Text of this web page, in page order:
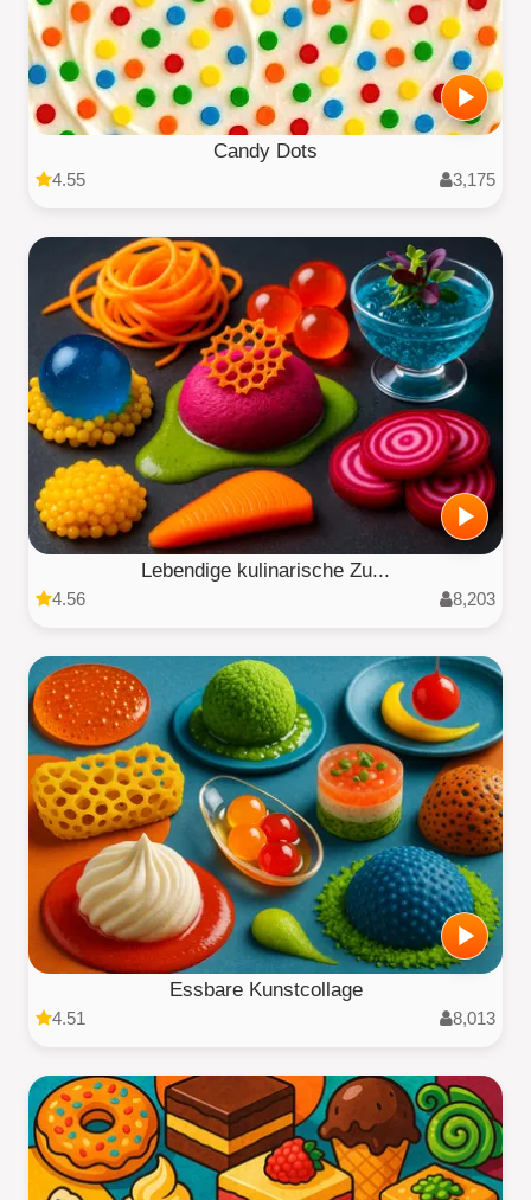
Candy Dots
4.55 3,175
Lebendige kulinarische Zu...
4.56 8,203
Essbare Kunstcollage
4.51 8,013